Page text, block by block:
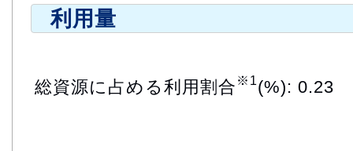
利用量
総資源に占める利用割合 ※1(%): 0.23